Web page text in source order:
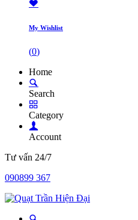
My Wishlist
(0)
Home
Search
Category
Account
Tư vấn 24/7
090899 367